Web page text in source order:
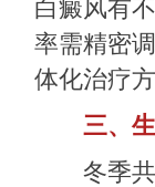
白癜风有
率需精密
体化治疗
三、生
冬季共